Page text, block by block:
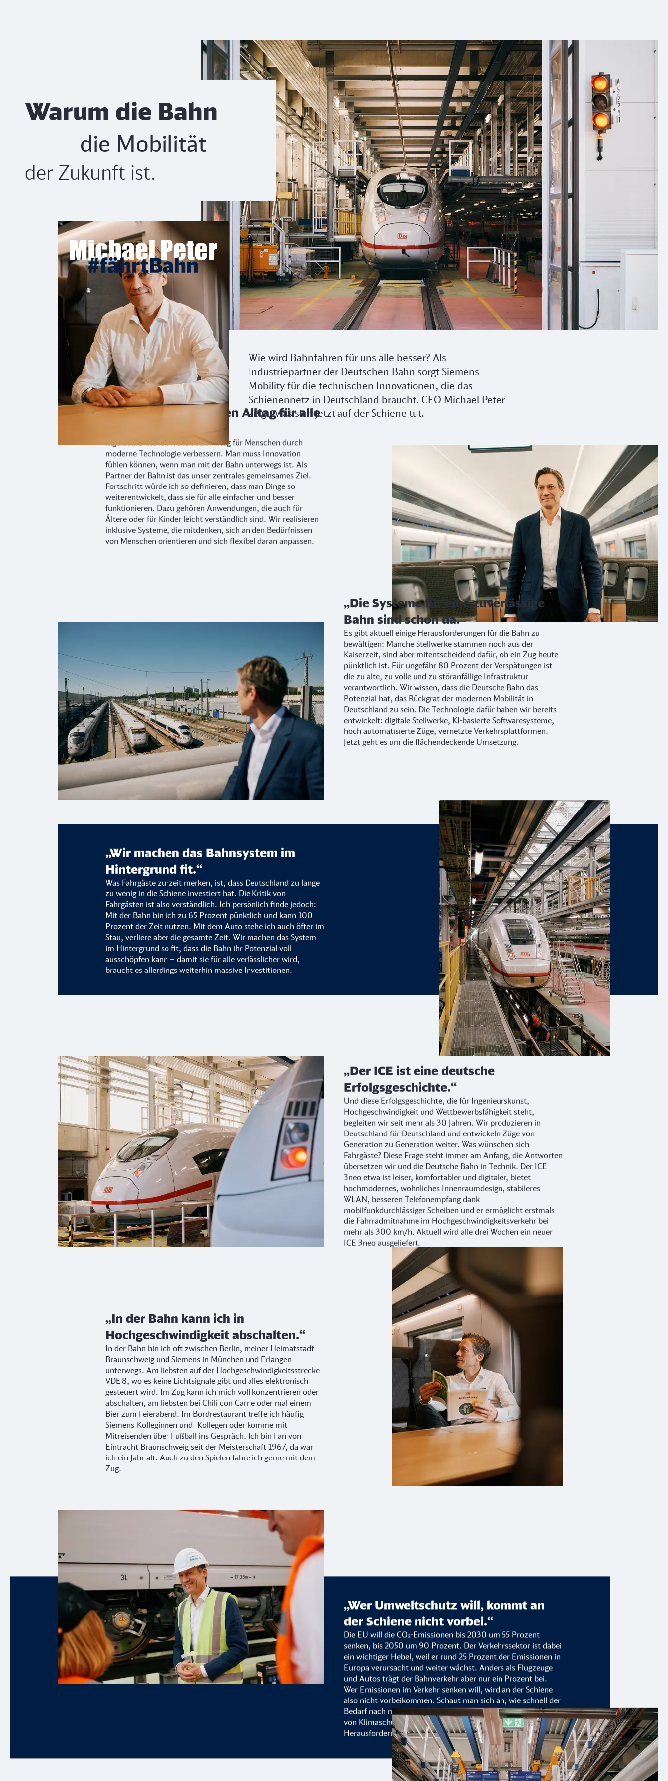
Anzeigen-Spezial
Warum die Bahn
die Mobilität
der Zukunft ist.
Wie wird Bahnfahren für uns alle besser? Als
Industriepartner der Deutschen Bahn sorgt Siemens
Mobility für die technischen Innovationen, die das
Schienennetz in Deutschland braucht. CEO Michael Peter
zeigt, was sich jetzt auf der Schiene tut.
„Technologie muss den Alltag für alle
einfacher machen.“
Ingenieure wie ich wollen den Alltag für Menschen durch
moderne Technologie verbessern. Man muss Innovation
fühlen können, wenn man mit der Bahn unterwegs ist. Als
Partner der Bahn ist das unser zentrales gemeinsames Ziel.
Fortschritt würde ich so definieren, dass man Dinge so
weiterentwickelt, dass sie für alle einfacher und besser
funktionieren. Dazu gehören Anwendungen, die auch für
Ältere oder für Kinder leicht verständlich sind. Wir realisieren
inklusive Systeme, die mitdenken, sich an den Bedürfnissen
von Menschen orientieren und sich flexibel daran anpassen.
„Die Systeme für eine zuverlässige
Bahn sind schon da.“
Es gibt aktuell einige Herausforderungen für die Bahn zu
bewältigen: Manche Stellwerke stammen noch aus der
Kaiserzeit, sind aber mitentscheidend dafür, ob ein Zug heute
pünktlich ist. Für ungefähr 80 Prozent der Verspätungen ist
die zu alte, zu volle und zu störanfällige Infrastruktur
verantwortlich. Wir wissen, dass die Deutsche Bahn das
Potenzial hat, das Rückgrat der modernen Mobilität in
Deutschland zu sein. Die Technologie dafür haben wir bereits
entwickelt: digitale Stellwerke, KI-basierte Softwaresysteme,
hoch automatisierte Züge, vernetzte Verkehrsplattformen.
Jetzt geht es um die flächendeckende Umsetzung.
„Wir machen das Bahnsystem im
Hintergrund fit.“
Was Fahrgäste zurzeit merken, ist, dass Deutschland zu lange
zu wenig in die Schiene investiert hat. Die Kritik von
Fahrgästen ist also verständlich. Ich persönlich finde jedoch:
Mit der Bahn bin ich zu 65 Prozent pünktlich und kann 100
Prozent der Zeit nutzen. Mit dem Auto stehe ich auch öfter im
Stau, verliere aber die gesamte Zeit. Wir machen das System
im Hintergrund so fit, dass die Bahn ihr Potenzial voll
ausschöpfen kann – damit sie für alle verlässlicher wird,
braucht es allerdings weiterhin massive Investitionen.
„Der ICE ist eine deutsche
Erfolgsgeschichte.“
Und diese Erfolgsgeschichte, die für Ingenieurskunst,
Hochgeschwindigkeit und Wettbewerbsfähigkeit steht,
begleiten wir seit mehr als 30 Jahren. Wir produzieren in
Deutschland für Deutschland und entwickeln Züge von
Generation zu Generation weiter. Was wünschen sich
Fahrgäste? Diese Frage steht immer am Anfang, die Antworten
übersetzen wir und die Deutsche Bahn in Technik. Der ICE
3neo etwa ist leiser, komfortabler und digitaler, bietet
hochmodernes, wohnliches Innenraumdesign, stabileres
WLAN, besseren Telefonempfang dank
mobilfunkdurchlässiger Scheiben und er ermöglicht erstmals
die Fahrradmitnahme im Hochgeschwindigkeitsverkehr bei
mehr als 300 km/h. Aktuell wird alle drei Wochen ein neuer
ICE 3neo ausgeliefert.
„In der Bahn kann ich in
Hochgeschwindigkeit abschalten.“
In der Bahn bin ich oft zwischen Berlin, meiner Heimatstadt
Braunschweig und Siemens in München und Erlangen
unterwegs. Am liebsten auf der Hochgeschwindigkeitsstrecke
VDE 8, wo es keine Lichtsignale gibt und alles elektronisch
gesteuert wird. Im Zug kann ich mich voll konzentrieren oder
abschalten, am liebsten bei Chili con Carne oder mal einem
Bier zum Feierabend. Im Bordrestaurant treffe ich häufig
Siemens-Kolleginnen und -Kollegen oder komme mit
Mitreisenden über Fußball ins Gespräch. Ich bin Fan von
Eintracht Braunschweig seit der Meisterschaft 1967, da war
ich ein Jahr alt. Auch zu den Spielen fahre ich gerne mit dem
Zug.
„Wer Umweltschutz will, kommt an
der Schiene nicht vorbei.“
Die EU will die CO₂-Emissionen bis 2030 um 55 Prozent
senken, bis 2050 um 90 Prozent. Der Verkehrssektor ist dabei
ein wichtiger Hebel, weil er rund 25 Prozent der Emissionen in
Europa verursacht und weiter wächst. Anders als Flugzeuge
und Autos trägt der Bahnverkehr aber nur ein Prozent bei.
Wer Emissionen im Verkehr senken will, wird an der Schiene
also nicht vorbeikommen. Schaut man sich an, wie schnell der
Bedarf nach mehr Mobilität und gleichzeitig die Notwendigkeit
von Klimaschutz wächst, wird klar, dass das eine der größten
Herausforderungen unserer Zeit ist.